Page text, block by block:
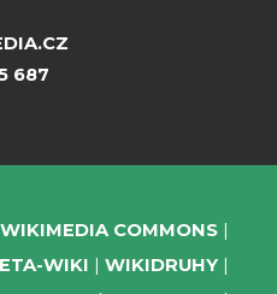
687
WIKIMEDIA COMMONS
WIKI
WIKIDRUHY